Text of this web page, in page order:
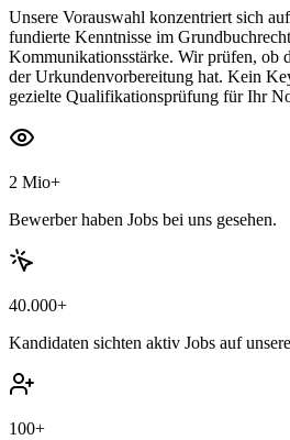
Unsere Vorauswahl konzentriert sich
fundierte Kenntnisse im
Kommunikationsstärke. Wir prüfen, ob
der Urkundenvorbereitung hat. Kein
gezielte Qualifikationsprüfung für Ihr
2 Mio+
Bewerber haben Jobs bei uns gesehen.
40.000+
Kandidaten sichten aktiv Jobs auf
100+